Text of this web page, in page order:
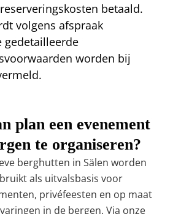
betaald.
volgens afspraak
gedetailleerde
worden bij
plan een evenement
te organiseren?
berghutten in Sälen worden
als uitvalsbasis voor
privéfeesten en op maat
in de bergen. Via onze